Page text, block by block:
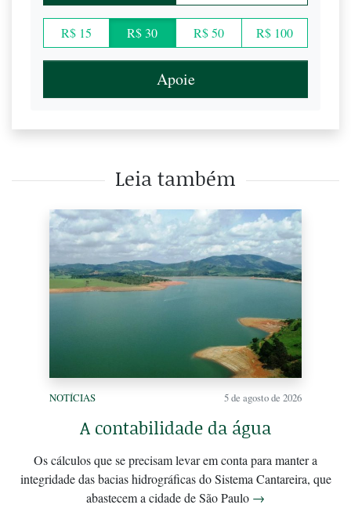
R$ 15 R$ 30 R$ 50 R$ 100
Apoie
Leia também
NOTÍCIAS 5 de agosto de 2026
A contabilidade da água
Os cálculos que se precisam levar em conta para manter a
integridade das bacias hidrográficas do Sistema Cantareira, que
abastecem a cidade de São Paulo →